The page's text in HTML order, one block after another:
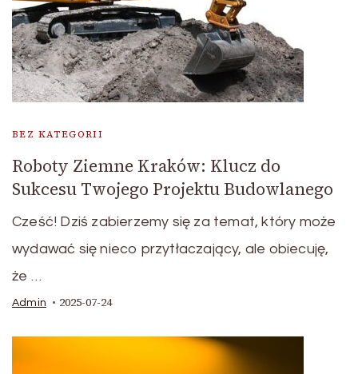
BEZ KATEGORII
Roboty Ziemne Kraków: Klucz do
Sukcesu Twojego Projektu Budowlanego
Cześć! Dziś zabierzemy się za temat, który może
wydawać się nieco przytłaczający, ale obiecuję,
że …
Admin 2025-07-24